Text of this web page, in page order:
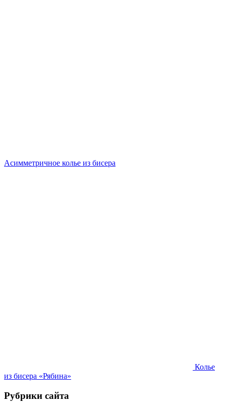
Асимметричное колье из бисера
Колье
из бисера «Рябина»
Рубрики сайта